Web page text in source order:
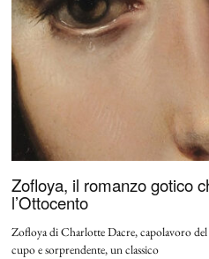
Zofloya, il romanzo gotico
l’Ottocento
Zofloya di Charlotte Dacre, capolavoro
cupo e sorprendente, un classico